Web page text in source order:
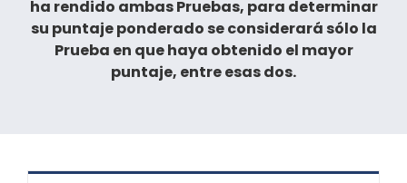
ha rendido ambas Pruebas, para determinar
su puntaje ponderado se considerará sólo la
Prueba en que haya obtenido el mayor
puntaje, entre esas dos.